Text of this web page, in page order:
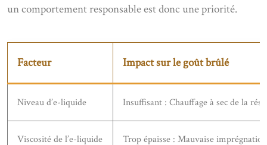
un comportement responsable est donc une priorité.
Facteur Impact sur le goût brûlé
Niveau d’e-liquide Insuffisant : Chauffage à sec de la
Viscosité de l’e-liquide Trop épaisse : Mauvaise